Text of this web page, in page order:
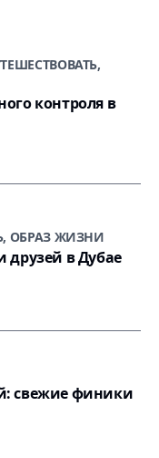
контроля в
ОБРАЗ ЖИЗНИ
друзей в Дубае
свежие финики